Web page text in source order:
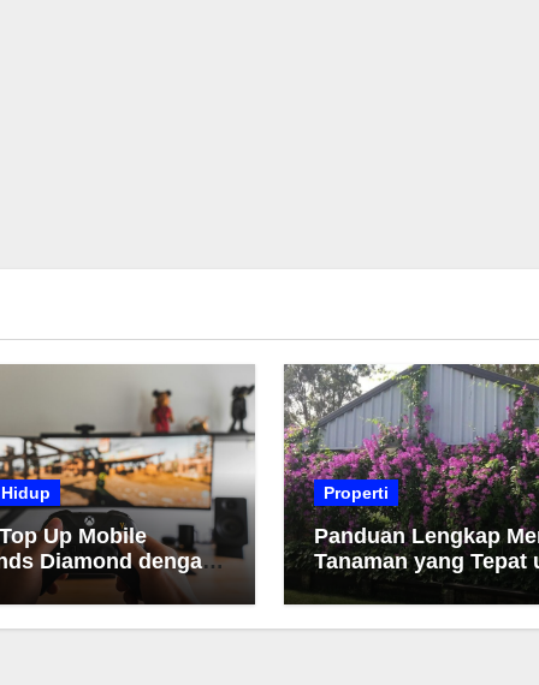
Up Mobile
Diamond dengan
dan Cepat
Properti
Panduan Lengkap
Tanaman yang Tepat
Taman Anda